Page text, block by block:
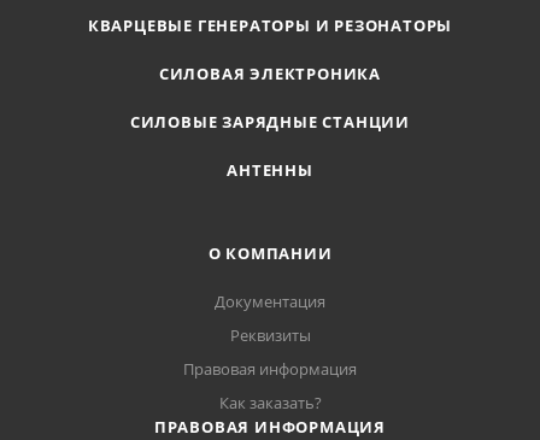
КВАРЦЕВЫЕ ГЕНЕРАТОРЫ И РЕЗОНАТОРЫ
СИЛОВАЯ ЭЛЕКТРОНИКА
СИЛОВЫЕ ЗАРЯДНЫЕ СТАНЦИИ
АНТЕННЫ
О КОМПАНИИ
Документация
Реквизиты
Правовая информация
Как заказать?
ПРАВОВАЯ ИНФОРМАЦИЯ